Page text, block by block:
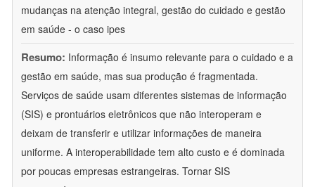
mudanças na atenção integral, gestão do cuidado e gestão
em saúde - o caso ipes
Resumo: Informação é insumo relevante para o cuidado e a
gestão em saúde, mas sua produção é fragmentada.
Serviços de saúde usam diferentes sistemas de informação
(SIS) e prontuários eletrônicos que não interoperam e
deixam de transferir e utilizar informações de maneira
uniforme. A interoperabilidade tem alto custo e é dominada
por poucas empresas estrangeiras. Tornar SIS